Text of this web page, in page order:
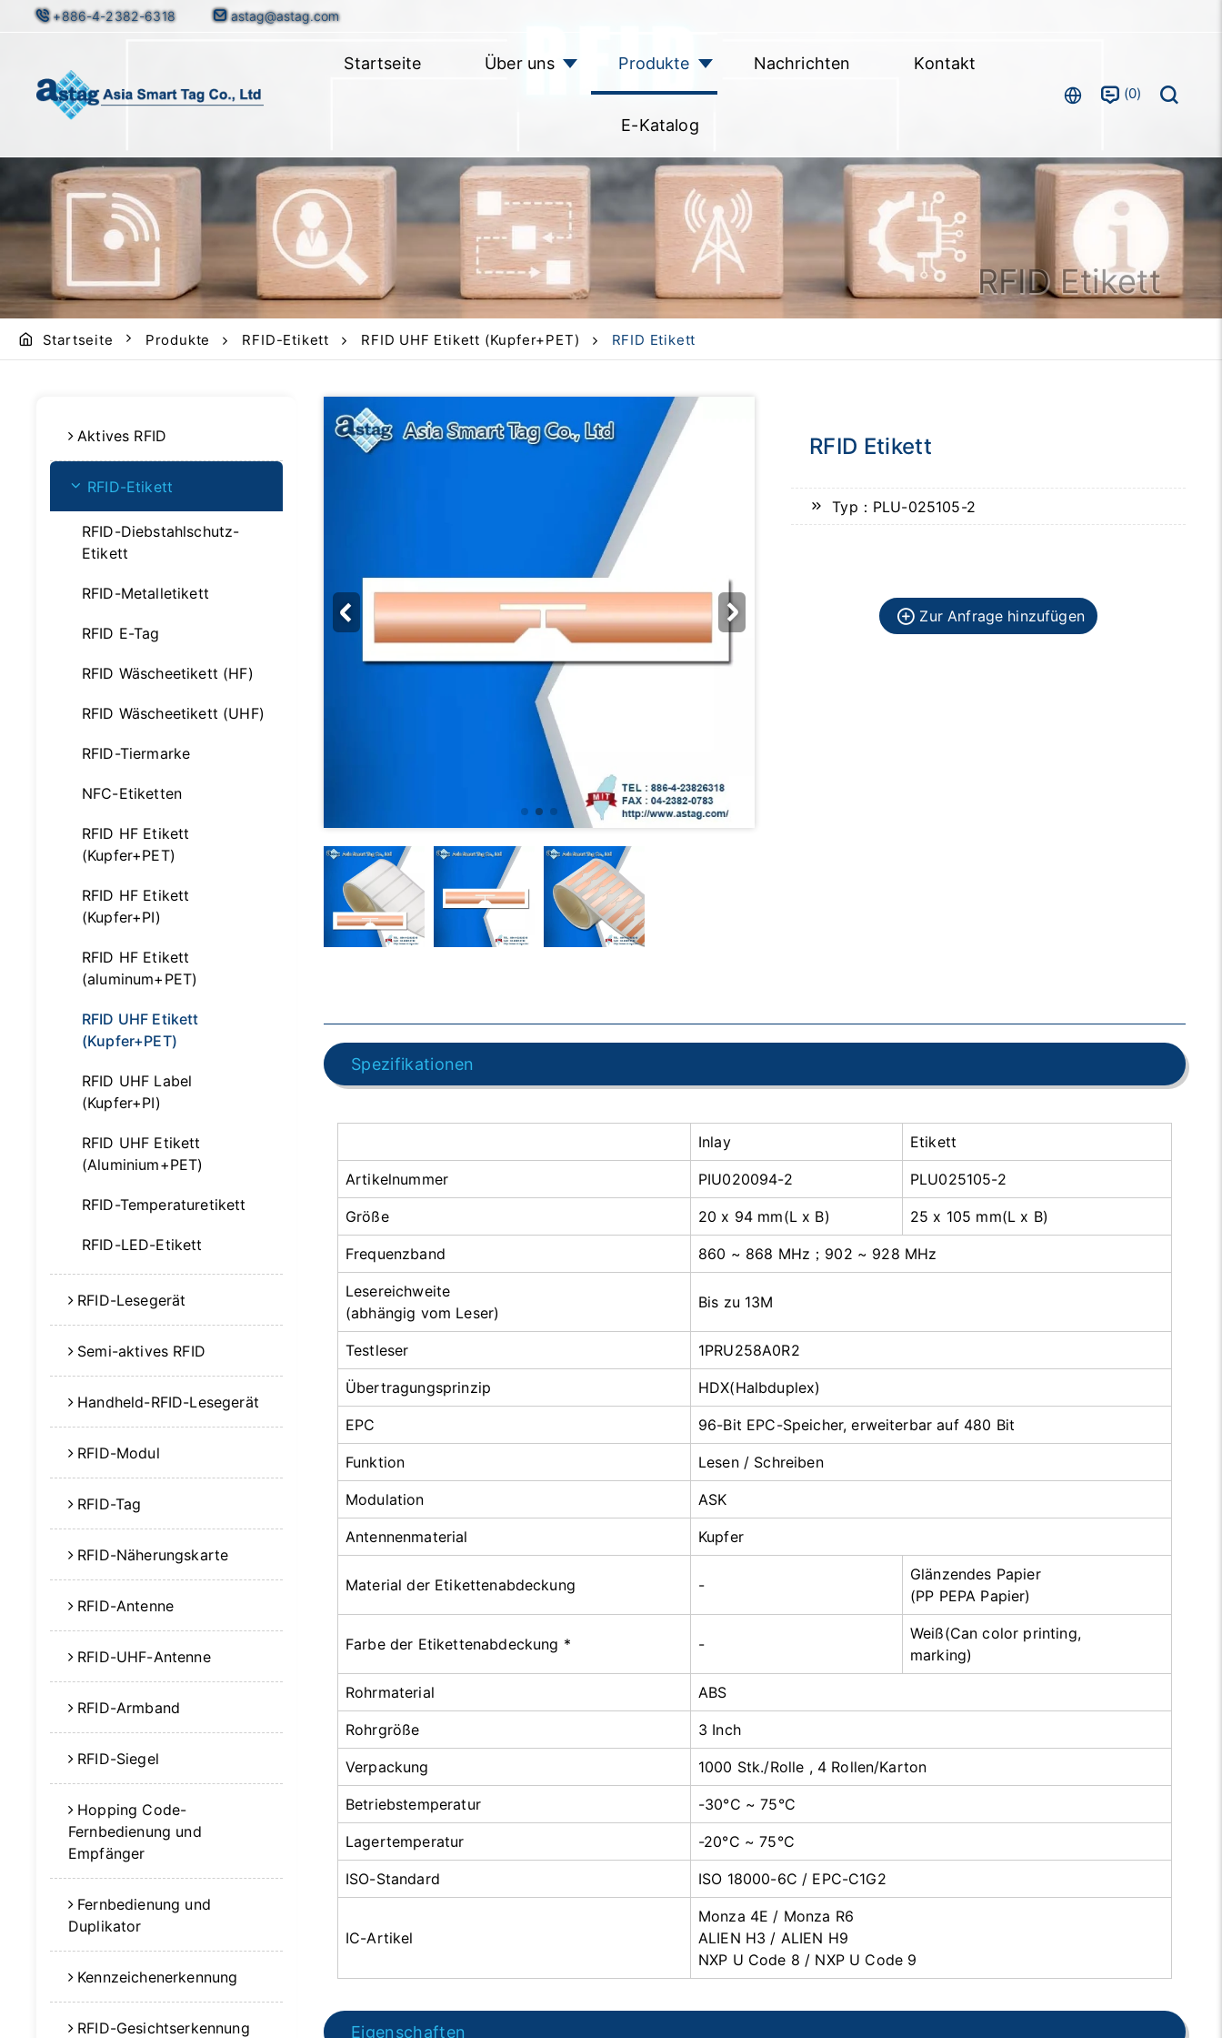
+886-4-2382-6318 astag@astag.com
Startseite Über uns Produkte Nachrichten Kontakt
E-Katalog
0
RFID Etikett
Startseite Produkte RFID-Etikett RFID UHF Etikett (Kupfer+PET) RFID Etikett
Aktives RFID
RFID-Etikett
RFID-Diebstahlschutz-
Etikett
RFID-Metalletikett
RFID E-Tag
RFID Wäscheetikett (HF)
RFID Wäscheetikett (UHF)
RFID-Tiermarke
NFC-Etiketten
RFID HF Etikett
(Kupfer+PET)
RFID HF Etikett
(Kupfer+PI)
RFID HF Etikett
(aluminum+PET)
RFID UHF Etikett
(Kupfer+PET)
RFID UHF Label
(Kupfer+PI)
RFID UHF Etikett
(Aluminium+PET)
RFID-Temperaturetikett
RFID-LED-Etikett
RFID-Lesegerät
Semi-aktives RFID
Handheld-RFID-Lesegerät
RFID-Modul
RFID-Tag
RFID-Näherungskarte
RFID-Antenne
RFID-UHF-Antenne
RFID-Armband
RFID-Siegel
Hopping Code-
Fernbedienung und
Empfänger
Fernbedienung und
Duplikator
Kennzeichenerkennung
RFID-Gesichtserkennung
RFID Etikett
Typ：PLU-025105-2
Zur Anfrage hinzufügen
Spezifikationen
Inlay Etikett
Artikelnummer PIU020094-2 PLU025105-2
Größe 20 x 94 mm(L x B) 25 x 105 mm(L x B)
Frequenzband 860 ~ 868 MHz；902 ~ 928 MHz
Lesereichweite
(abhängig vom Leser)
Bis zu 13M
Testleser 1PRU258A0R2
Übertragungsprinzip HDX(Halbduplex)
EPC 96-Bit EPC-Speicher, erweiterbar auf 480 Bit
Funktion Lesen / Schreiben
Modulation ASK
Antennenmaterial Kupfer
Material der Etikettenabdeckung -
Glänzendes Papier
(PP PEPA Papier)
Farbe der Etikettenabdeckung * -
Weiß(Can color printing,
marking)
Rohrmaterial ABS
Rohrgröße 3 Inch
Verpackung 1000 Stk./Rolle , 4 Rollen/Karton
Betriebstemperatur -30°C ~ 75°C
Lagertemperatur -20°C ~ 75°C
ISO-Standard ISO 18000-6C / EPC-C1G2
IC-Artikel
Monza 4E / Monza R6
ALIEN H3 / ALIEN H9
NXP U Code 8 / NXP U Code 9
Eigenschaften